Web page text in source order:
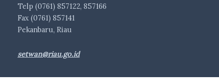
Telp (0761) 857122, 857166
Fax (0761) 857141
Pekanbaru, Riau
setwan@riau.go.id